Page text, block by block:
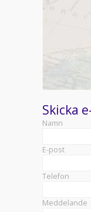
Skicka
Namn
E-post
Telefon
Meddelande